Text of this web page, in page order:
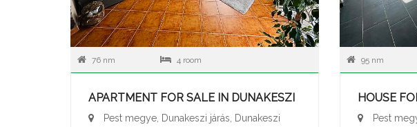
76 nm 4 room
APARTMENT FOR SALE IN DUNAKESZI
Pest megye, Dunakeszi járás, Dunakeszi
95 nm
HOUSE
Pest